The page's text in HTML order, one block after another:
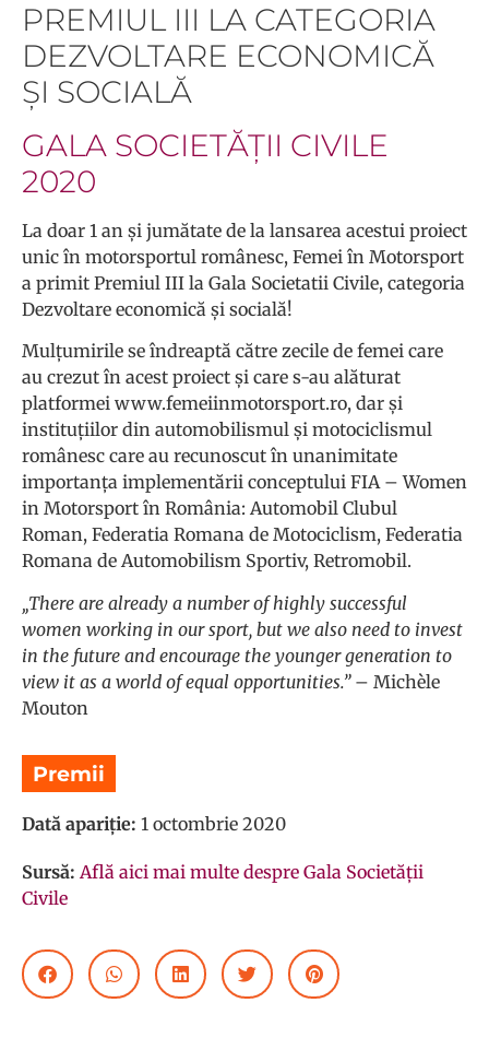
PREMIUL III LA CATEGORIA
DEZVOLTARE ECONOMICĂ
ȘI SOCIALĂ
GALA SOCIETĂȚII CIVILE
2020
La doar 1 an și jumătate de la lansarea acestui proiect
unic în motorsportul românesc, Femei în Motorsport
a primit Premiul III la Gala Societatii Civile, categoria
Dezvoltare economică și socială!
Mulțumirile se îndreaptă către zecile de femei care
au crezut în acest proiect și care s-au alăturat
platformei www.femeiinmotorsport.ro, dar și
instituțiilor din automobilismul și motociclismul
românesc care au recunoscut în unanimitate
importanța implementării conceptului FIA – Women
in Motorsport în România: Automobil Clubul
Roman, Federatia Romana de Motociclism, Federatia
Romana de Automobilism Sportiv, Retromobil.
„There are already a number of highly successful
women working in our sport, but we also need to invest
in the future and encourage the younger generation to
view it as a world of equal opportunities.”– Michèle
Mouton
Premii
Dată apariție: 1 octombrie 2020
Sursă: Află aici mai multe despre Gala Societății
Civile